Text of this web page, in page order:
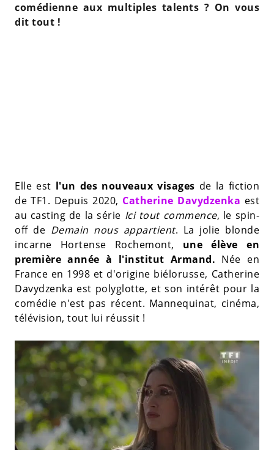
comédienne aux multiples talents ? On vous
dit tout !
Elle est l'un des nouveaux visages de la fiction
de TF1. Depuis 2020, Catherine Davydzenka est
au casting de la série Ici tout commence, le spin-
off de Demain nous appartient. La jolie blonde
incarne Hortense Rochemont, une élève en
première année à l'institut Armand. Née en
France en 1998 et d'origine biélorusse, Catherine
Davydzenka est polyglotte, et son intérêt pour la
comédie n'est pas récent. Mannequinat, cinéma,
télévision, tout lui réussit !